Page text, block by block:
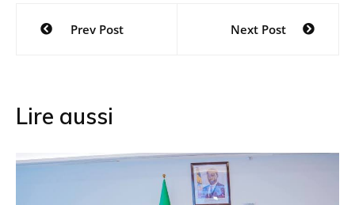
Navigation
Prev Post Next Post
Lire aussi